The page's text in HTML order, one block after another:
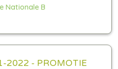
Nationale B
2022 - PROMOTIE